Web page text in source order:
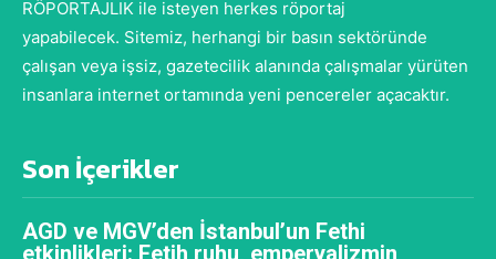
RÖPORTAJLIK ile isteyen herkes röportaj
yapabilecek. Sitemiz, herhangi bir basın sektöründe
çalışan veya işsiz, gazetecilik alanında çalışmalar yürüten
insanlara internet ortamında yeni pencereler açacaktır.
Son İçerikler
AGD ve MGV’den İstanbul’un Fethi